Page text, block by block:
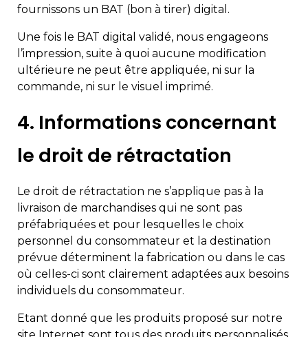
fournissons un BAT (bon à tirer) digital.
Une fois le BAT digital validé, nous engageons
l’impression, suite à quoi aucune modification
ultérieure ne peut être appliquée, ni sur la
commande, ni sur le visuel imprimé.
4. Informations concernant
le droit de rétractation
Le droit de rétractation ne s’applique pas à la
livraison de marchandises qui ne sont pas
préfabriquées et pour lesquelles le choix
personnel du consommateur et la destination
prévue déterminent la fabrication ou dans le cas
où celles-ci sont clairement adaptées aux besoins
individuels du consommateur.
Etant donné que les produits proposé sur notre